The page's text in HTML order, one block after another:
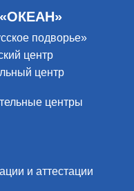
подворье»
центр
центр
центры
и аттестации